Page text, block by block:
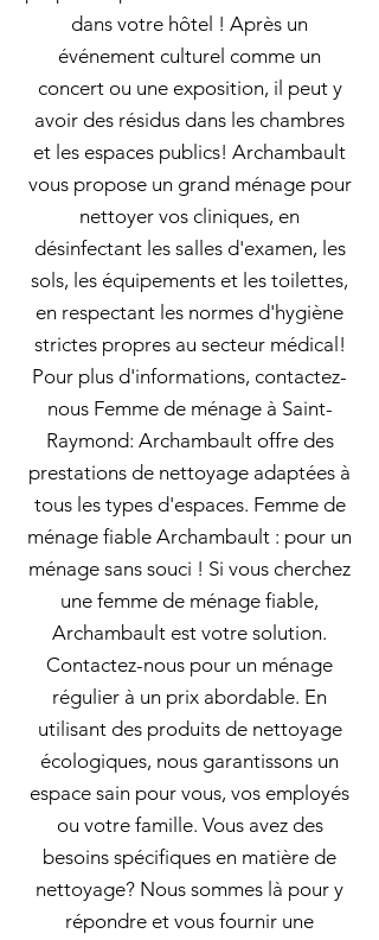
dans votre hôtel ! Après un
événement culturel comme un
concert ou une exposition, il peut y
avoir des résidus dans les chambres
et les espaces publics! Archambault
vous propose un grand ménage pour
nettoyer vos cliniques, en
désinfectant les salles d'examen, les
sols, les équipements et les toilettes,
en respectant les normes d'hygiène
strictes propres au secteur médical!
Pour plus d'informations, contactez-
nous Femme de ménage à Saint-
Raymond: Archambault offre des
prestations de nettoyage adaptées à
tous les types d'espaces. Femme de
ménage fiable Archambault : pour un
ménage sans souci ! Si vous cherchez
une femme de ménage fiable,
Archambault est votre solution.
Contactez-nous pour un ménage
régulier à un prix abordable. En
utilisant des produits de nettoyage
écologiques, nous garantissons un
espace sain pour vous, vos employés
ou votre famille. Vous avez des
besoins spécifiques en matière de
nettoyage? Nous sommes là pour y
répondre et vous fournir une